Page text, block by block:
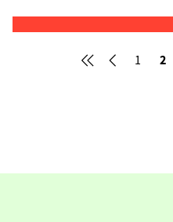
1 2